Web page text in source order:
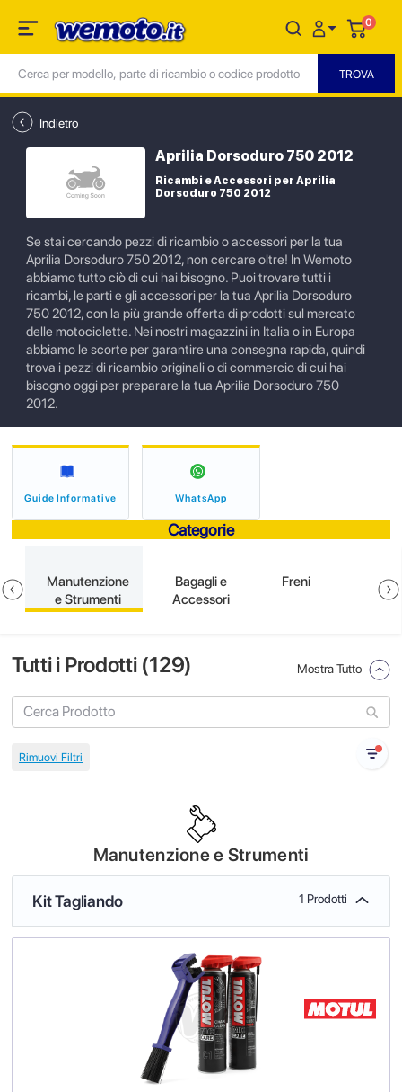
0
Indietro
Aprilia Dorsoduro 750 2012
Ricambi e Accessori per Aprilia
Dorsoduro 750 2012
Se stai cercando pezzi di ricambio o accessori per la tua
Aprilia Dorsoduro 750 2012, non cercare oltre! In Wemoto
abbiamo tutto ciò di cui hai bisogno. Puoi trovare tutti i
ricambi, le parti e gli accessori per la tua Aprilia Dorsoduro
750 2012, con la più grande offerta di prodotti sul mercato
delle motociclette. Nei nostri magazzini in Italia o in Europa
abbiamo le scorte per garantire una consegna rapida, quindi
trova i pezzi di ricambio originali o di commercio di cui hai
bisogno oggi per preparare la tua Aprilia Dorsoduro 750
2012.
Guide Informative WhatsApp
Categorie
Manutenzione
e Strumenti
Bagagli e
Accessori
Freni
Tutti i Prodotti (129) Mostra Tutto
Manutenzione e Strumenti
Kit Tagliando 1 Prodotti